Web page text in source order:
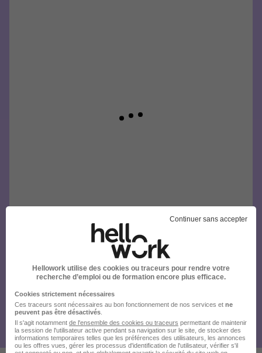
Continuer sans accepter
Hellowork utilise des cookies ou traceurs pour rendre votre
recherche d’emploi ou de formation encore plus efficace.
Cookies strictement nécessaires
Ces traceurs sont nécessaires au bon fonctionnement de nos services et ne
peuvent pas être désactivés
Il s'agit notamment de l'ensemble des cookies ou traceurs permettant de maintenir
la session de l'utilisateur active pendant sa navigation sur le site, de stocker des
informations temporaires telles que les préférences des utilisateurs, les annonces
ou les offres vues, gérer les processus d'identification de l'utilisateur, vérifier s'il